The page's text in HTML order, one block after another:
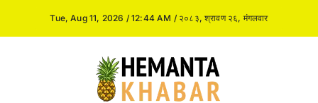
Tue, Aug 11, 2026 / 12:44 AM / २०८३, श्रावण २६, मंगलवार